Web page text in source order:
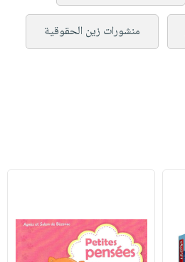
منشورات زين الحقوقية